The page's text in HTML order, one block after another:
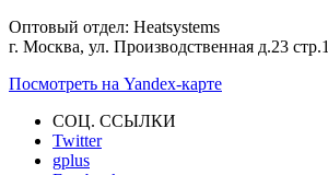
Оптовый отдел: Heatsystems
г. Москва, ул. Производственная д.23 стр.1
Посмотреть на Yandex-карте
СОЦ. ССЫЛКИ
Twitter
gplus